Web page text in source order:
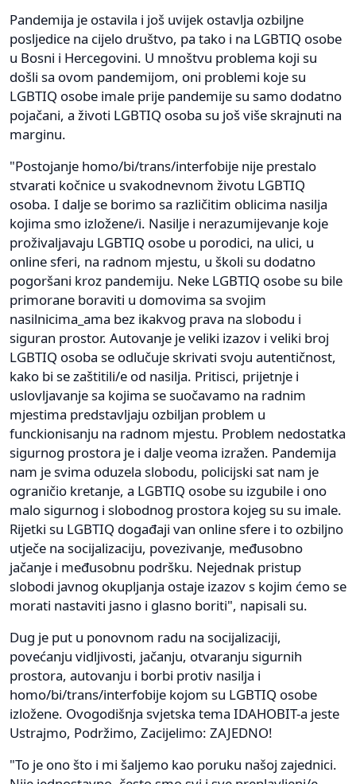
Pandemija je ostavila i još uvijek ostavlja ozbiljne
posljedice na cijelo društvo, pa tako i na LGBTIQ osobe
u Bosni i Hercegovini. U mnoštvu problema koji su
došli sa ovom pandemijom, oni problemi koje su
LGBTIQ osobe imale prije pandemije su samo dodatno
pojačani, a životi LGBTIQ osoba su još više skrajnuti na
marginu.
"Postojanje homo/bi/trans/interfobije nije prestalo
stvarati kočnice u svakodnevnom životu LGBTIQ
osoba. I dalje se borimo sa različitim oblicima nasilja
kojima smo izložene/i. Nasilje i nerazumijevanje koje
proživaljavaju LGBTIQ osobe u porodici, na ulici, u
online sferi, na radnom mjestu, u školi su dodatno
pogoršani kroz pandemiju. Neke LGBTIQ osobe su bile
primorane boraviti u domovima sa svojim
nasilnicima_ama bez ikakvog prava na slobodu i
siguran prostor. Autovanje je veliki izazov i veliki broj
LGBTIQ osoba se odlučuje skrivati svoju autentičnost,
kako bi se zaštitili/e od nasilja. Pritisci, prijetnje i
uslovljavanje sa kojima se suočavamo na radnim
mjestima predstavljaju ozbiljan problem u
funckionisanju na radnom mjestu. Problem nedostatka
sigurnog prostora je i dalje veoma izražen. Pandemija
nam je svima oduzela slobodu, policijski sat nam je
ograničio kretanje, a LGBTIQ osobe su izgubile i ono
malo sigurnog i slobodnog prostora kojeg su su imale.
Rijetki su LGBTIQ događaji van online sfere i to ozbiljno
utječe na socijalizaciju, povezivanje, međusobno
jačanje i međusobnu podršku. Nejednak pristup
slobodi javnog okupljanja ostaje izazov s kojim ćemo se
morati nastaviti jasno i glasno boriti", napisali su.
Dug je put u ponovnom radu na socijalizaciji,
povećanju vidljivosti, jačanju, otvaranju sigurnih
prostora, autovanju i borbi protiv nasilja i
homo/bi/trans/interfobije kojom su LGBTIQ osobe
izložene. Ovogodišnja svjetska tema IDAHOBIT-a jeste
Ustrajmo, Podržimo, Zacijelimo: ZAJEDNO!
"To je ono što i mi šaljemo kao poruku našoj zajednici.